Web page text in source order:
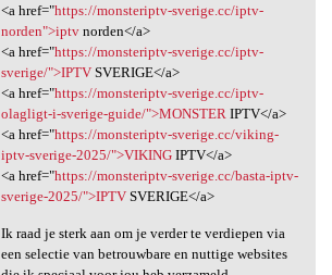
<a href="https://monsteriptv-sverige.cc/iptv-
norden">iptvnorden</a>
<a href="https://monsteriptv-sverige.cc/iptv-
sverige/">IPTVSVERIGE</a>
<a href="https://monsteriptv-sverige.cc/iptv-
olagligt-i-sverige-guide/">MONSTER IPTV</a>
<a href="https://monsteriptv-sverige.cc/viking-
iptv-sverige-2025/">VIKINGIPTV</a>
<a href="https://monsteriptv-sverige.cc/basta-iptv-
sverige-2025/">IPTVSVERIGE</a>
Ik raad je sterk aan om je verder te verdiepen via
een selectie van betrouwbare en nuttige websites